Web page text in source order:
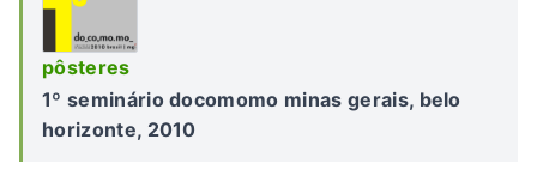
pôsteres
1º seminário docomomo minas gerais, belo
horizonte, 2010